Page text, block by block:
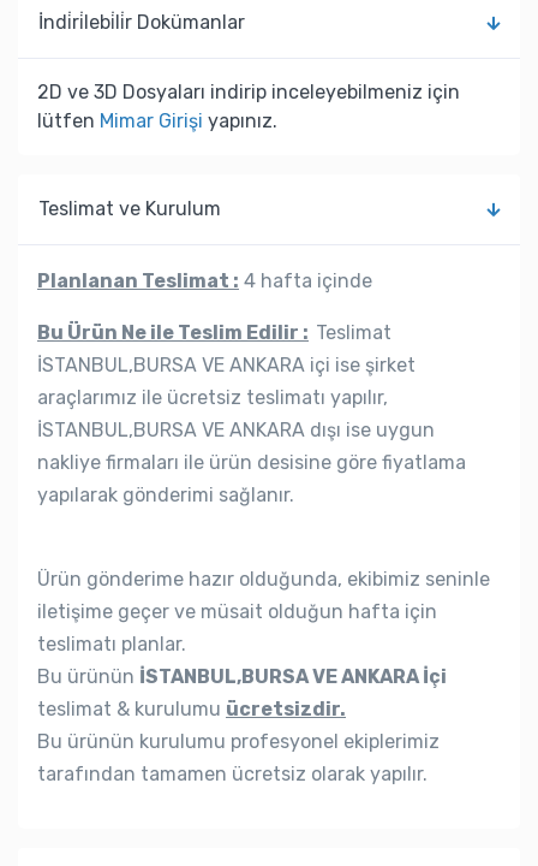
İndi̇ri̇lebi̇li̇r Dokümanlar
2D ve 3D Dosyaları indirip inceleyebilmeniz için
lütfen Mimar Girişi yapınız.
Teslimat ve Kurulum
Planlanan Teslimat : 4 hafta içinde
Bu Ürün Ne ile Teslim Edilir : Teslimat
İSTANBUL,BURSA VE ANKARA içi ise şirket
araçlarımız ile ücretsiz teslimatı yapılır,
İSTANBUL,BURSA VE ANKARA dışı ise uygun
nakliye firmaları ile ürün desisine göre fiyatlama
yapılarak gönderimi sağlanır.
Ürün gönderime hazır olduğunda, ekibimiz seninle
iletişime geçer ve müsait olduğun hafta için
teslimatı planlar.
Bu ürünün İSTANBUL,BURSA VE ANKARA İçi
teslimat & kurulumu ücretsizdir.
Bu ürünün kurulumu profesyonel ekiplerimiz
tarafından tamamen ücretsiz olarak yapılır.